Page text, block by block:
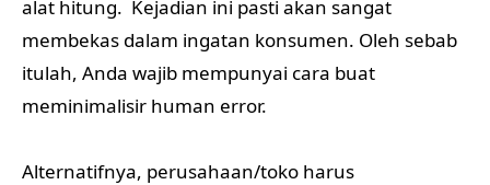
alat hitung. Kejadian ini pasti akan sangat
membekas dalam ingatan konsumen. Oleh sebab
itulah, Anda wajib mempunyai cara buat
meminimalisir human error.
Alternatifnya, perusahaan/toko harus